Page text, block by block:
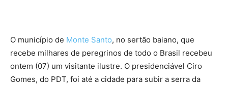
O município de Monte Santo, no sertão baiano, que
recebe milhares de peregrinos de todo o Brasil recebeu
ontem (07) um visitante ilustre. O presidenciável Ciro
Gomes, do PDT, foi até a cidade para subir a serra da